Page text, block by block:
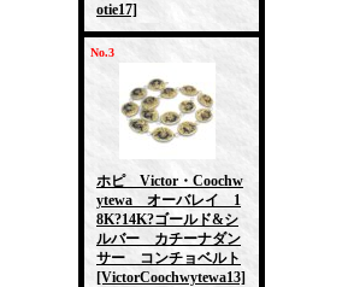
otie17]
No.3
ホピ Victor・Coochw
ytewa オーバレイ 1
8K?14K?ゴールド&シ
ルバー カチーナダン
サー コンチョベルト
[VictorCoochwytewa13]